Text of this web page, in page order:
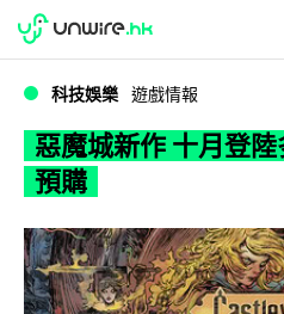
惡魔城新作 十月
WWDC 2026
科技娛樂 遊戲情報
惡魔城新作 十月登
預購